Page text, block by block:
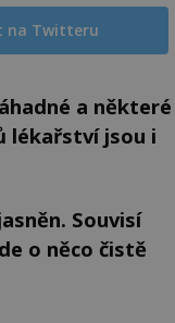
na Twitteru
a některé
lékařství jsou i
Souvisí
o něco čistě